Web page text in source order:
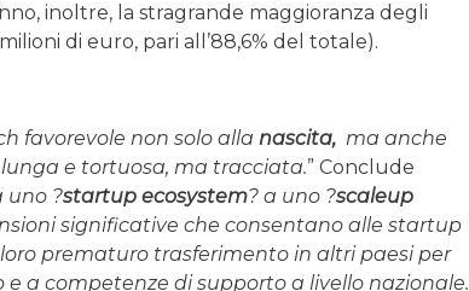
inoltre, la stragrande maggioranza degli
di euro, pari all’88,6% del totale).
favorevole non solo alla nascita, ma anche
e tortuosa, ma tracciata.” Conclude
uno ?startup ecosystem? a uno ?scaleup
significative che consentano alle startup
prematuro trasferimento in altri paesi per
a competenze di supporto a livello nazionale.